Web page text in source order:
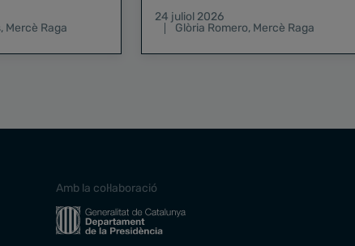
, Mercè Raga
24 juliol 2026
Glòria Romero, Mercè Raga
Amb la col·laboració